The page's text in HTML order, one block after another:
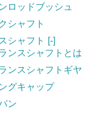
ロッドブッシュ
シャフト
シャフト
[-]
ンスシャフトとは
ンスシャフトギヤ
グキャップ
ン